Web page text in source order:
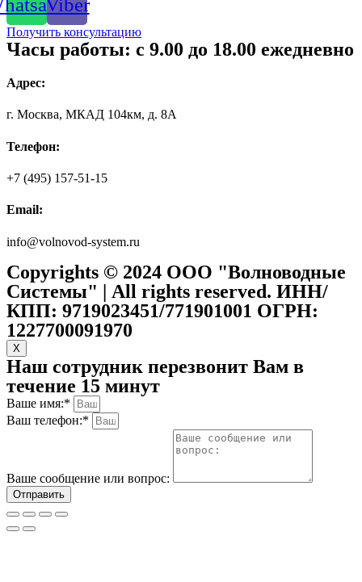
Viber
Получить консультацию
Часы работы: с 9.00 до 18.00 ежедневно
Адрес:
г. Москва, МКАД 104км, д. 8А
Телефон:
+7 (495) 157-51-15
Email:
info@volnovod-system.ru
Copyrights © 2024 ООО "Волноводные
Системы" | All rights reserved. ИНН/
КПП: 9719023451/771901001 ОГРН:
1227700091970
X
Наш сотрудник перезвонит Вам в
течение 15 минут
Ваше имя:*
Ваш телефон:*
Ваше сообщение или вопрос:
Отправить